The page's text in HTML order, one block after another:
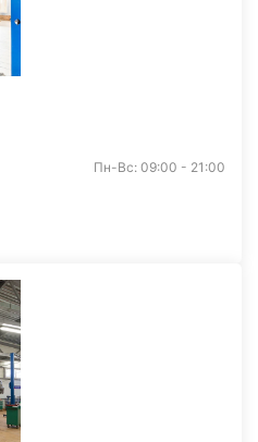
Пн-Вс: 09:00 - 21:00